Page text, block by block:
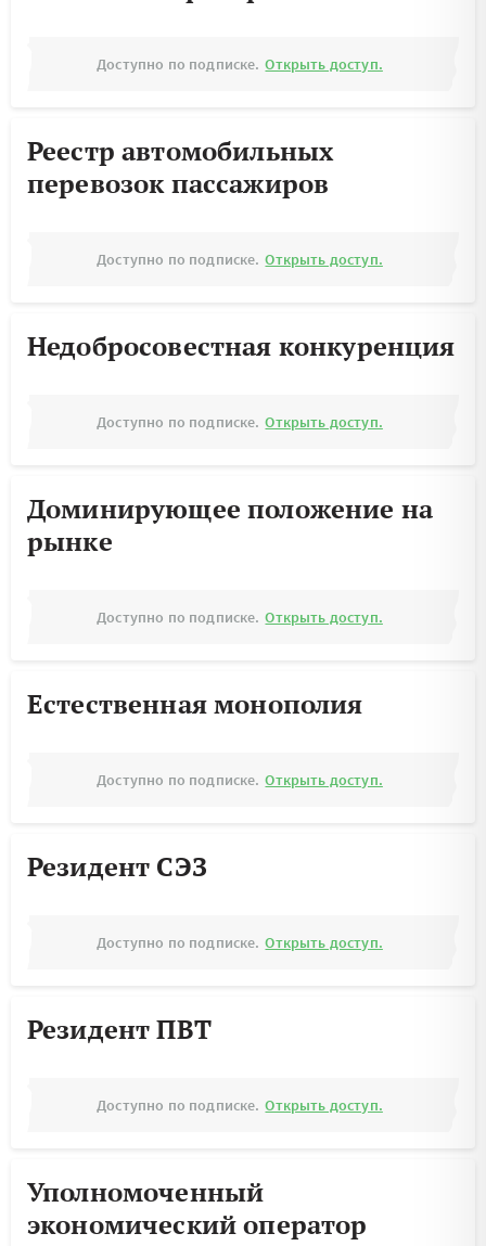
Доступно по подписке. Открыть доступ.
Реестр автомобильных
перевозок пассажиров
Доступно по подписке. Открыть доступ.
Недобросовестная конкуренция
Доступно по подписке. Открыть доступ.
Доминирующее положение на
рынке
Доступно по подписке. Открыть доступ.
Естественная монополия
Доступно по подписке. Открыть доступ.
Резидент СЭЗ
Доступно по подписке. Открыть доступ.
Резидент ПВТ
Доступно по подписке. Открыть доступ.
Уполномоченный
экономический оператор